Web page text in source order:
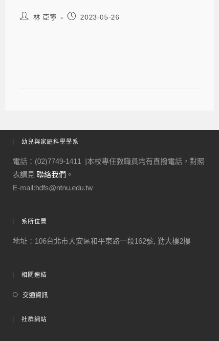
林 亞寧 2023-05-26
幼兒與家庭科學學系
電話：(02)7749-1411 |本校專任教職員均有直撥電話，對照
表請見聯絡我們 。
E-mail:hdfs@ntnu.edu.tw
系所位置
地址：106台北市大安區和平東路一段162號, 勤大樓2樓
相關連結
交通資訊
社群網站